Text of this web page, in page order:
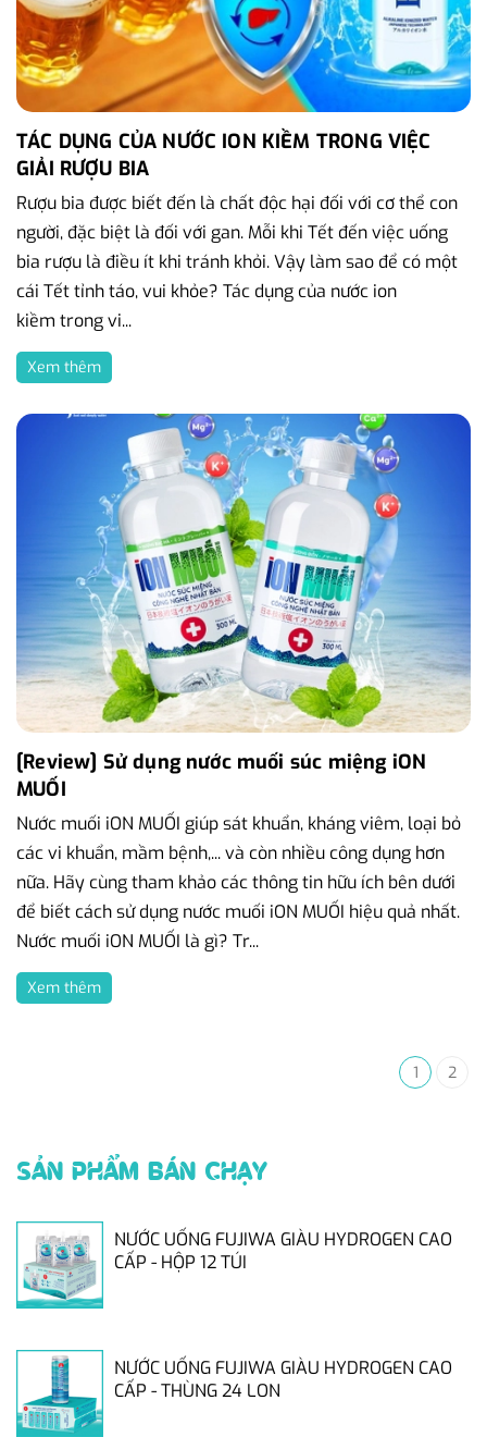
TÁC DỤNG CỦA NƯỚC ION KIỀM TRONG VIỆC
GIẢI RƯỢU BIA
Rượu bia được biết đến là chất độc hại đối với cơ thể con
người, đặc biệt là đối với gan. Mỗi khi Tết đến việc uống
bia rượu là điều ít khi tránh khỏi. Vậy làm sao để có một
cái Tết tỉnh táo, vui khỏe? Tác dụng của nước ion
kiềm trong vi...
Xem thêm
[Review] Sử dụng nước muối súc miệng iON
MUỐI
Nước muối iON MUỐI giúp sát khuẩn, kháng viêm, loại bỏ
các vi khuẩn, mầm bệnh,... và còn nhiều công dụng hơn
nữa. Hãy cùng tham khảo các thông tin hữu ích bên dưới
để biết cách sử dụng nước muối iON MUỐI hiệu quả nhất.
Nước muối iON MUỐI là gì? Tr...
Xem thêm
1 2
SẢN PHẨM BÁN CHẠY
NƯỚC UỐNG FUJIWA GIÀU HYDROGEN CAO
CẤP - HỘP 12 TÚI
NƯỚC UỐNG FUJIWA GIÀU HYDROGEN CAO
CẤP - THÙNG 24 LON